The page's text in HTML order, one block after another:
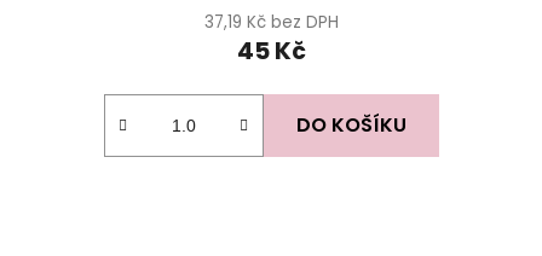
37,19 Kč bez DPH
45 Kč
DO KOŠÍKU